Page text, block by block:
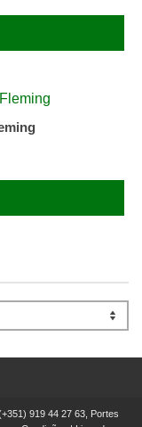
919 44 27 63, Portes